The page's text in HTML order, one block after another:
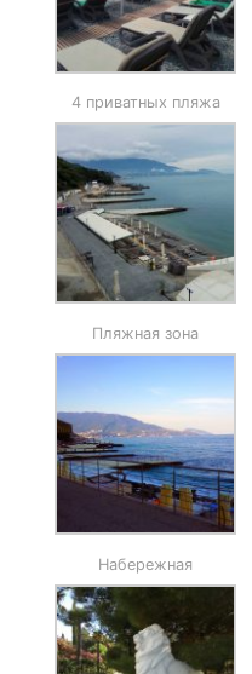
4 приватных пляжа
Пляжная зона
Набережная